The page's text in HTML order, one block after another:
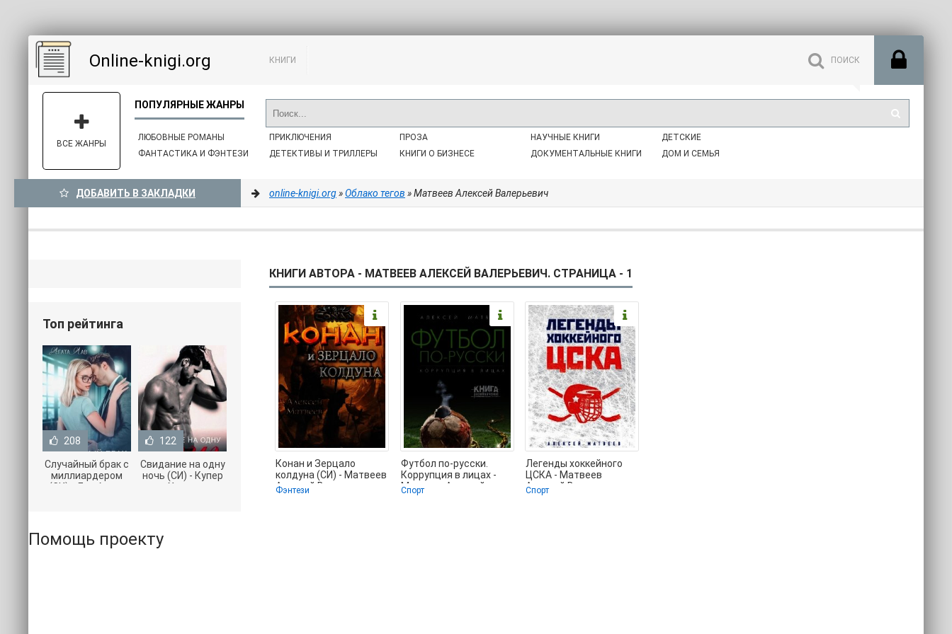
Online-knigi.org КНИГИ
ЛЮБОВНЫЕ РОМАНЫ
ФАНТАСТИКА И ФЭНТЕЗИ
ПРИКЛЮЧЕНИЯ
ДЕТЕКТИВЫ И ТРИЛЛЕРЫ
ПРОЗА
КНИГИ О БИЗНЕСЕ
НАУЧНЫЕ КНИГИ
ДОКУМЕНТАЛЬНЫЕ КНИГИ
ДЕТСКИЕ
ДОМ И СЕМЬЯ
ВСЕ ЖАНРЫ
ДОБАВИТЬ В ЗАКЛАДКИ online-knigi.org»Облако тегов » Матвеев Алексей Валерьевич
КНИГИ АВТОРА - МАТВЕЕВ АЛЕКСЕЙ ВАЛЕРЬЕВИЧ. СТРАНИЦА - 1
Конан и Зерцало
колдуна (СИ) - Матвеев
Алексей Валерьевич
Фэнтези
Футбол по-русски.
Коррупция в лицах -
Матвеев Алексей
Валерьевич (читать
Спорт
Легенды хоккейного
ЦСКА - Матвеев
Алексей Валерьевич
(серии книг читать
Спорт
Топ рейтинга
208
Случайный брак с
миллиардером
(СИ) - Лав Агата
122
Свидание на одну
ночь (СИ) - Купер
Хелен
Помощь проекту